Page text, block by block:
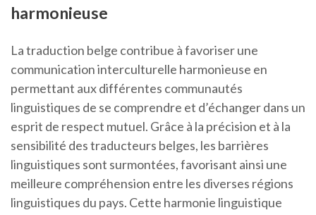
harmonieuse
La traduction belge contribue à favoriser une
communication interculturelle harmonieuse en
permettant aux différentes communautés
linguistiques de se comprendre et d’échanger dans un
esprit de respect mutuel. Grâce à la précision et à la
sensibilité des traducteurs belges, les barrières
linguistiques sont surmontées, favorisant ainsi une
meilleure compréhension entre les diverses régions
linguistiques du pays. Cette harmonie linguistique